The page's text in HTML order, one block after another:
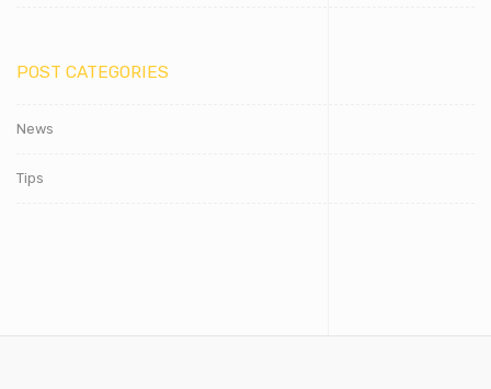
POST CATEGORIES
News
Tips